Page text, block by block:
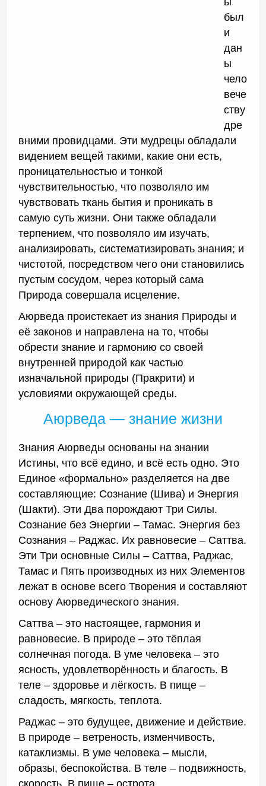
был
и
дан
ы
чело
вече
ству
дре
вними провидцами. Эти мудрецы обладали
видением вещей такими, какие они есть,
проницательностью и тонкой
чувствительностью, что позволяло им
чувствовать ткань бытия и проникать в
самую суть жизни. Они также обладали
терпением, что позволяло им изучать,
анализировать, систематизировать знания; и
чистотой, посредством чего они становились
пустым сосудом, через который сама
Природа совершала исцеление.
Аюрведа проистекает из знания Природы и
её законов и направлена на то, чтобы
обрести знание и гармонию со своей
внутренней природой как частью
изначальной природы (Пракрити) и
условиями окружающей среды.
Аюрведа — знание жизни
Знания Аюрведы основаны на знании
Истины, что всё едино, и всё есть одно. Это
Единое «формально» разделяется на две
составляющие: Сознание (Шива) и Энергия
(Шакти). Эти Два порождают Три Силы.
Сознание без Энергии – Тамас. Энергия без
Сознания – Раджас. Их равновесие – Саттва.
Эти Три основные Силы – Саттва, Раджас,
Тамас и Пять производных из них Элементов
лежат в основе всего Творения и составляют
основу Аюрведического знания.
Саттва – это настоящее, гармония и
равновесие. В природе – это тёплая
солнечная погода. В уме человека – это
ясность, удовлетворённость и благость. В
теле – здоровье и лёгкость. В пище –
сладость, мягкость, теплота.
Раджас – это будущее, движение и действие.
В природе – ветреность, изменчивость,
катаклизмы. В уме человека – мысли,
образы, беспокойства. В теле – подвижность,
скорость. В пище – острота.